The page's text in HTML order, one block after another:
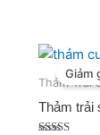
Giảm
Thảm Trải
Thảm trải